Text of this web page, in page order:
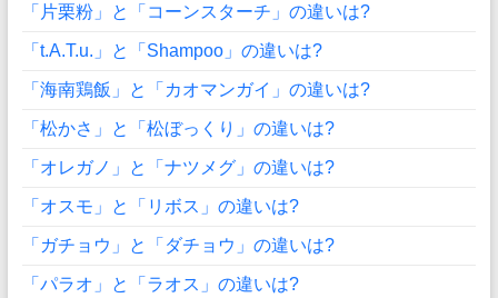
「片栗粉」と「コーンスターチ」の違いは?
「t.A.T.u.」と「Shampoo」の違いは?
「海南鶏飯」と「カオマンガイ」の違いは?
「松かさ」と「松ぼっくり」の違いは?
「オレガノ」と「ナツメグ」の違いは?
「オスモ」と「リボス」の違いは?
「ガチョウ」と「ダチョウ」の違いは?
「パラオ」と「ラオス」の違いは?